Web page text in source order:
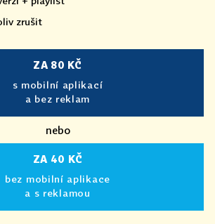
zrušit
ZA 80 KČ
s mobilní aplikací
a bez reklam
nebo
ZA 40 KČ
bez mobilní aplikace
a s reklamou